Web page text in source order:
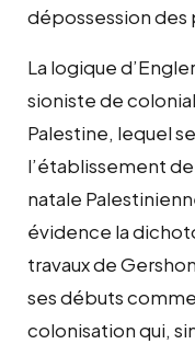
dépossession
La logique
sioniste de
Palestine, lequel
l’établissement de
natale
évidence la
travaux de
ses débuts
colonisation qui,